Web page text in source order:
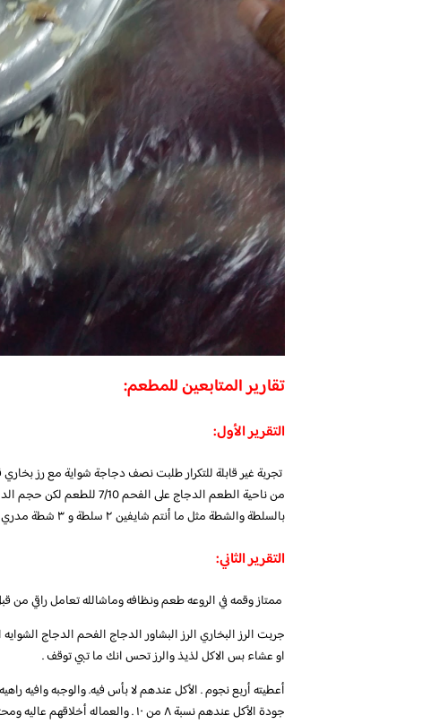
تقارير المتابعين للمطعم:
التقرير الأول:
بالسلطة والشطة مثل ما أنتم شايفين ٢ سلطة و ٣ شطة مدري هذي عادتهم ولا عشان طلبي بوقت متأخر
التقرير الثاني:
ممتاز وقمه في الروعه طعم ونظافه وماشالله تعامل راقي من
جربت الرز البخاري الرز البشاور الدجاج الفحم الدجاج
او عشاء بس الاكل لذيذ والرز تحس انك ما تبي توقف .
أعطيته أربع نجوم . الأكل عندهم لا بأس فيه. والوجبه وافيه
جودة الأكل عندهم نسبة ٨ من ١٠ . والعماله أخلاقهم عاليه ومحترمين بالتعامل. هذا أهم شيء يجعلك ترجع تأكل ثاني عندهم.